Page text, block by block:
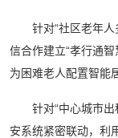
针对“社区老年
信合作建立“孝行通智
为困难老人配置智能
针对“中心城市
安系统紧密联动，利